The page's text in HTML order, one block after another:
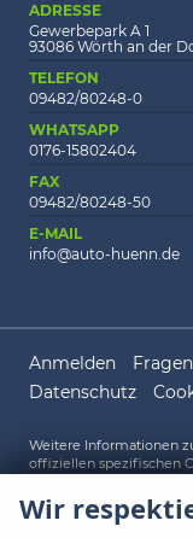
ADRESSE
Gewerbepark A 1
93086 Wörth an der
TELEFON
09482/80248-0
WHATSAPP
0176-15802404
FAX
09482/80248-50
E-MAIL
info@auto-huenn.de
Anmelden
Datenschutz
Weitere Informationen
offiziellen spezifischen
Kraftstoffverbrauch, die
offiziellen
Wir